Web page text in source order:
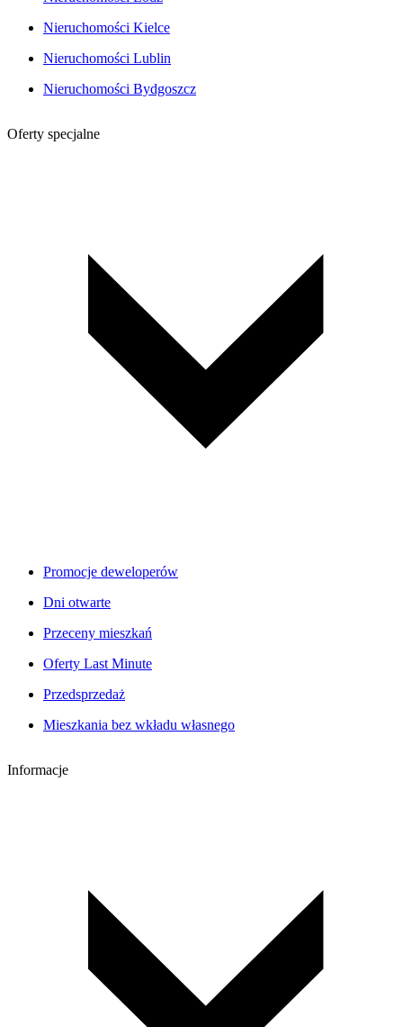
Nieruchomości Kielce
Nieruchomości Lublin
Nieruchomości Bydgoszcz
Oferty specjalne
Promocje deweloperów
Dni otwarte
Przeceny mieszkań
Oferty Last Minute
Przedsprzedaż
Mieszkania bez wkładu własnego
Informacje